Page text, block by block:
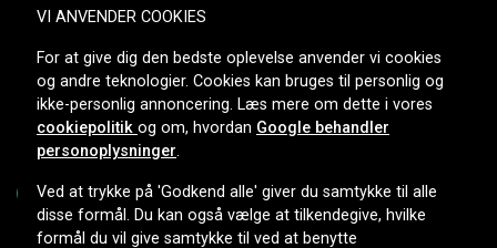
LEVERINGSMULIGHEDER
VI ANVENDER COOKIES
For at give dig den bedste oplevelse anvender vi cookies
og andre teknologier. Cookies kan bruges til personlig og
ikke-personlig annoncering. Læs mere om dette i vores
cookiepolitik og om, hvordan Google behandler
personoplysninger.
Ved at trykke på 'Godkend alle' giver du samtykke til alle
disse formål. Du kan også vælge at tilkendegive, hvilke
formål du vil give samtykke til ved at benytte